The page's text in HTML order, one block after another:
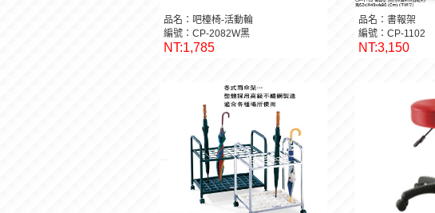
品名：吧檯椅-活動輪
編號：CP-2082W黑
NT:1,785
品名：書報架
編號：CP-1102
NT:3,150